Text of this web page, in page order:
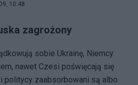
10:48
zagrożony
sobie Ukrainę, Niemcy
nawet Czesi poświęcają się
politycy zaabsorbowani są albo